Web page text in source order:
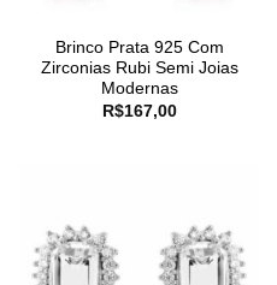
Brinco Prata 925 Com
Zirconias Rubi Semi Joias
Modernas
R$167,00